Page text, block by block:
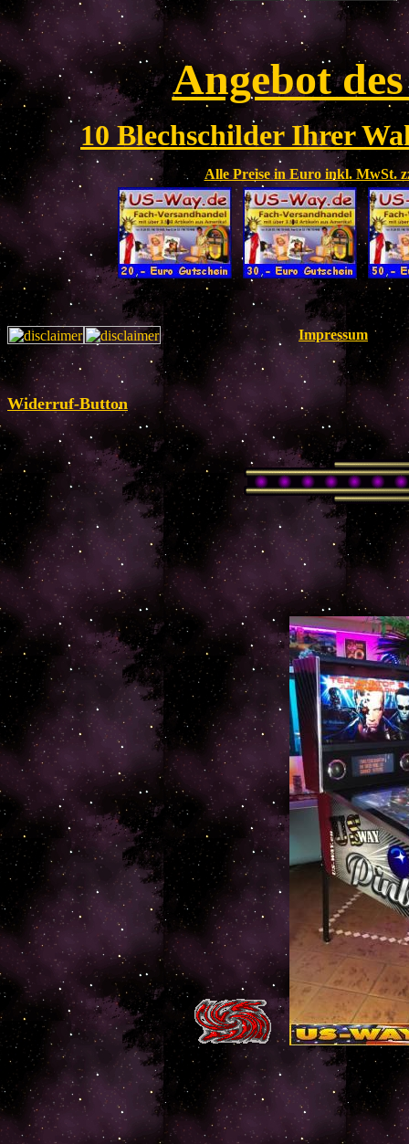
Angebot
10 Blechschilder Ihrer
Alle Preise in Euro inkl. MwSt.
Impressum
Widerruf-Button